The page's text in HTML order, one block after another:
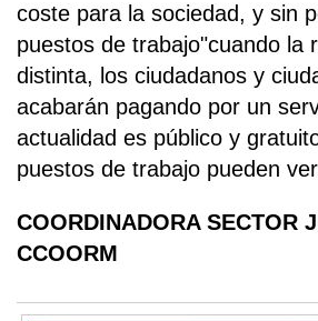
coste para la sociedad, y sin
puestos de trabajo"cuando la
distinta, los ciudadanos y
acabarán pagando por un
actualidad es público y
puestos de trabajo pueden
COORDINADORA SECTOR
CCOORM